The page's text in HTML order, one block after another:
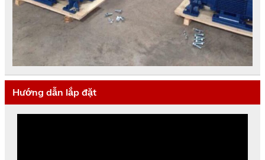
Hướng dẫn lắp đặt